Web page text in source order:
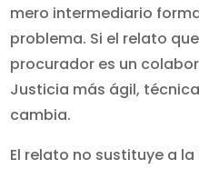
mero intermediario
problema. Si el relato
procurador es un
Justicia más ágil,
cambia.
El relato no sustituye a